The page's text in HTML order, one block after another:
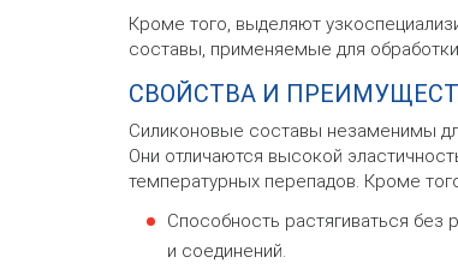
Кроме того, выделяют
составы, применяемые для
СВОЙСТВА И
Силиконовые составы незаменимы
Они отличаются высокой
температурных перепадов. Кроме
Способность растягиваться
и соединений.